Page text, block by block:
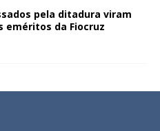
pela ditadura viram
eméritos da Fiocruz